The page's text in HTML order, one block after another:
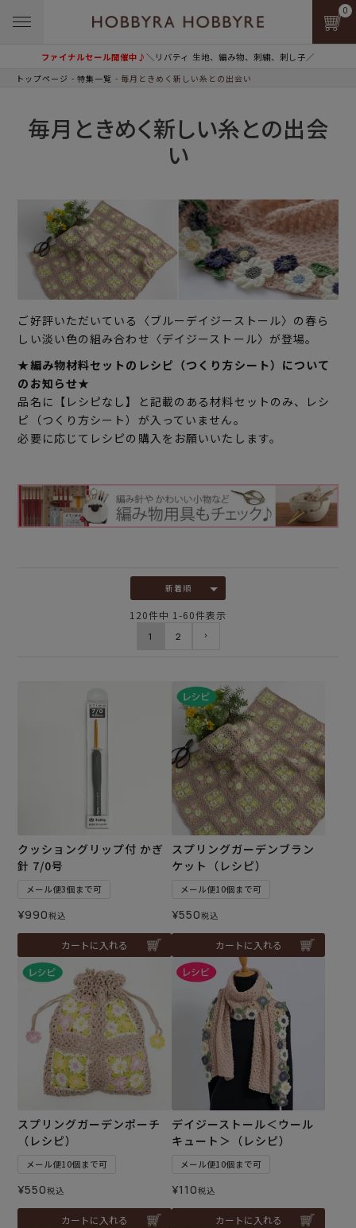
ファイナルセール開催中♪＼リバティ 生地、編み物、刺繍、刺し子／
0
トップページ 特集一覧 毎月ときめく新しい糸との出会い
毎月ときめく新しい糸との出会
い
ご好評いただいている〈ブルーデイジーストール〉の春ら
しい淡い色の組み合わせ〈デイジーストール〉が登場。
★編み物材料セットのレシピ（つくり方シート）について
のお知らせ★
品名に【レシピなし】と記載のある材料セットのみ、レシ
ピ（つくり方シート）が入っていません。
必要に応じてレシピの購入をお願いいたします。
新着順
120件中 1 -60件表示
1 2
クッショングリップ付 かぎ
針 7/0号
メール便3個まで可
¥990税込
カートに入れる
スプリングガーデンブラン
ケット（レシピ）
メール便10個まで可
¥550税込
カートに入れる
スプリングガーデンポーチ
（レシピ）
メール便10個まで可
¥550税込
カートに入れる
デイジーストール＜ウール
キュート＞（レシピ）
メール便10個まで可
¥110税込
カートに入れる